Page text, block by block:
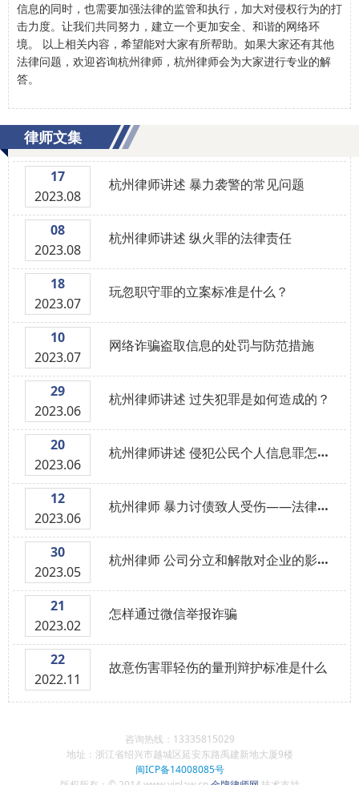
信息的同时，也需要加强法律的监管和执行，加大对侵权行为的打
击力度。让我们共同努力，建立一个更加安全、和谐的网络环
境。 以上相关内容，希望能对大家有所帮助。如果大家还有其他
法律问题，欢迎咨询杭州律师，杭州律师会为大家进行专业的解
答。
律师文集
17
2023.08
杭州律师讲述 暴力袭警的常见问题
08
2023.08
杭州律师讲述 纵火罪的法律责任
18
2023.07
玩忽职守罪的立案标准是什么？
10
2023.07
网络诈骗盗取信息的处罚与防范措施
29
2023.06
杭州律师讲述 过失犯罪是如何造成的？
20
2023.06
杭州律师讲述 侵犯公民个人信息罪怎么处理
12
2023.06
杭州律师 暴力讨债致人受伤——法律责任与应对措施
30
2023.05
杭州律师 公司分立和解散对企业的影响及应对策略
21
2023.02
怎样通过微信举报诈骗
22
2022.11
故意伤害罪轻伤的量刑辩护标准是什么
咨询热线：13335815029
地址：浙江省绍兴市越城区延安东路禹建新地大厦9楼
闽ICP备14008085号